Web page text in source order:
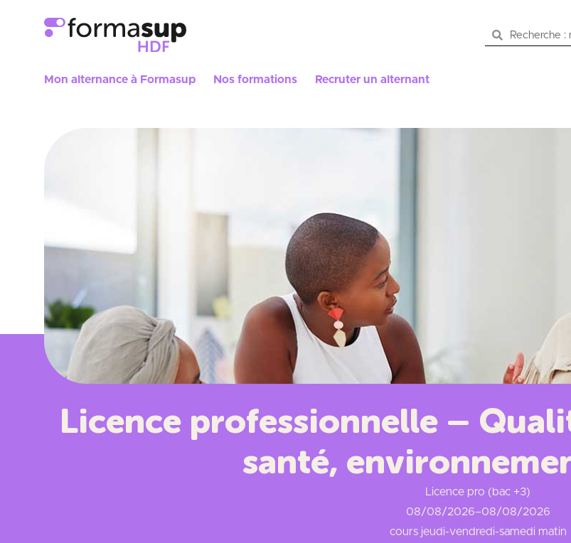
Mon alternance à Formasup Nos formations Recruter un alternant
Licence professionnelle –
santé,
Licence pro (bac +3)
08/08/2026–08/08/2026
cours jeudi-vendredi-samedi matin